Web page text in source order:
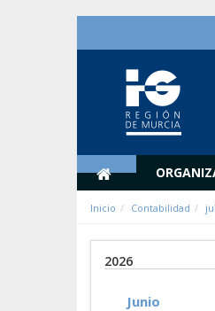
Inicio Contabilidad
2026
Junio